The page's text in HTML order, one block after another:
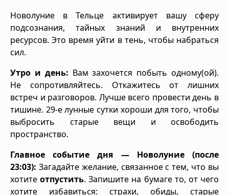
Новолуние в Тельце активирует вашу сферу
подсознания, тайных знаний и внутренних
ресурсов. Это время уйти в тень, чтобы набраться
сил.
Утро и день: Вам захочется побыть одному(ой).
Не сопротивляйтесь. Откажитесь от лишних
встреч и разговоров. Лучше всего провести день в
тишине. 29-е лунные сутки хороши для того, чтобы
выбросить старые вещи и освободить
пространство.
Главное событие дня — Новолуние (после
23:03): Загадайте желание, связанное с тем, что вы
хотитеотпустить. Запишите на бумаге то, от чего
хотите избавиться: страхи, обиды, старые